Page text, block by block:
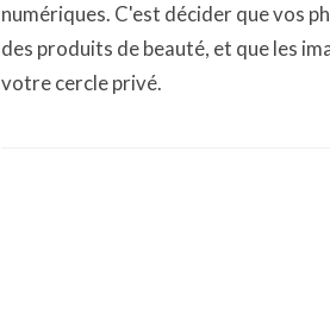
numériques. C'est décider que vos
des produits de beauté, et que les
votre cercle privé.